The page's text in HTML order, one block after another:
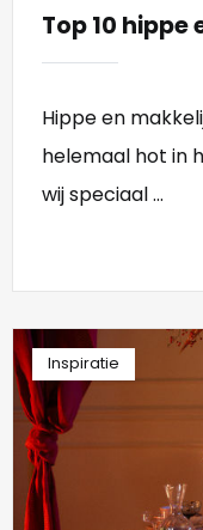
Top 10
Hippe en
helemaal hot in
wij speciaal ...
Inspiratie